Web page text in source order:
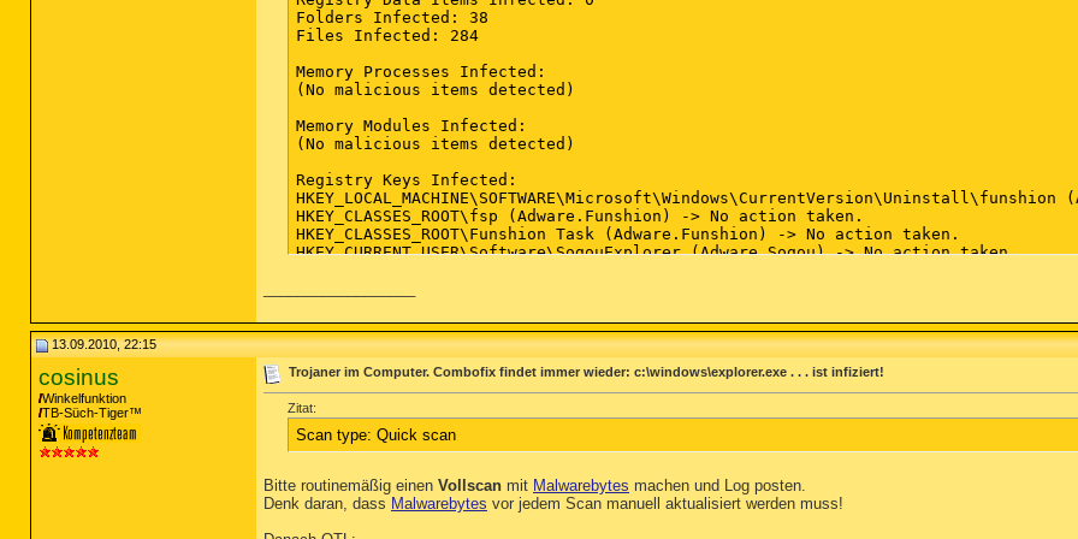
13.09.2010, 22:15
cosinus
Winkelfunktion
TB-Süch-Tiger™
Trojaner im Computer. Combofix findet immer wieder: c:\windows\explorer.exe . . . ist infiziert!
Zitat:
Scan type: Quick scan
Bitte routinemäßig einen Vollscan mit Malwarebytes machen und Log posten.
Denk daran, dass Malwarebytes vor jedem Scan manuell aktualisiert werden muss!